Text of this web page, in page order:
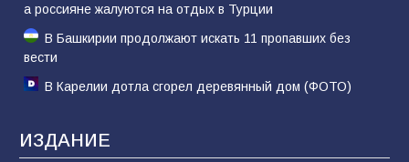
а россияне жалуются на отдых в Турции
В Башкирии продолжают искать 11 пропавших без
вести
В Карелии дотла сгорел деревянный дом (ФОТО)
ИЗДАНИЕ